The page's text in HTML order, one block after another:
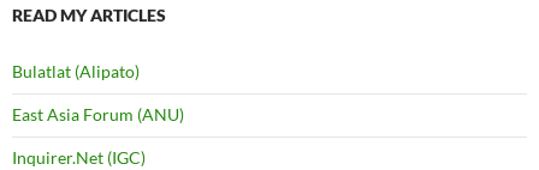
READ MY ARTICLES
Bulatlat (Alipato)
East Asia Forum (ANU)
Inquirer.Net (IGC)